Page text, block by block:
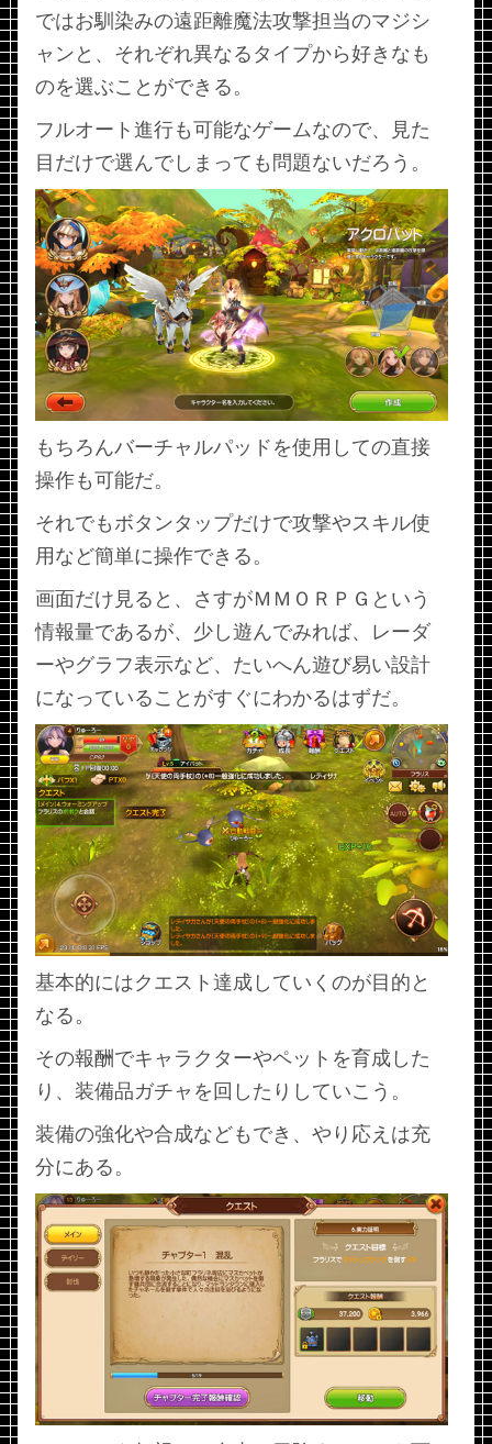
ではお馴染みの遠距離魔法攻撃担当のマジシ
ャンと、それぞれ異なるタイプから好きなも
のを選ぶことができる。
フルオート進行も可能なゲームなので、見た
目だけで選んでしまっても問題ないだろう。
もちろんバーチャルパッドを使用しての直接
操作も可能だ。
それでもボタンタップだけで攻撃やスキル使
用など簡単に操作できる。
画面だけ見ると、さすがＭＭＯＲＰＧという
情報量であるが、少し遊んでみれば、レーダ
ーやグラフ表示など、たいへん遊び易い設計
になっていることがすぐにわかるはずだ。
基本的にはクエスト達成していくのが目的と
なる。
その報酬でキャラクターやペットを育成した
り、装備品ガチャを回したりしていこう。
装備の強化や合成などもでき、やり応えは充
分にある。